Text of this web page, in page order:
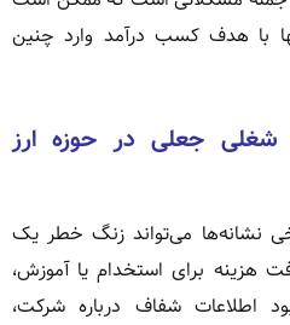
با هدف کسب درآمد وارد چنین
شغلی جعلی در حوزه ارز
نشانه‌ها می‌تواند زنگ خطر یک
هزینه برای استخدام یا آموزش،
اطلاعات شفاف درباره شرکت،